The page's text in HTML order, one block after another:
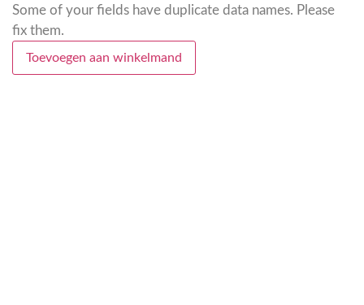
Some of your fields have duplicate data names. Please
fix them.
Toevoegen aan winkelmand